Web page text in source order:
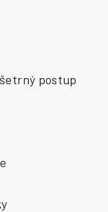
postup